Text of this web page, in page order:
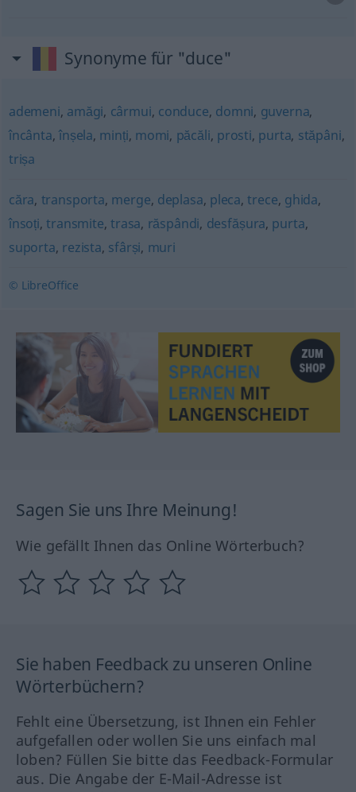
Synonyme für "duce"
ademeni, amăgi, cârmui, conduce, domni, guverna,
încânta,înșela, minți, momi, păcăli, prosti, purta, stăpâni,
trișa
căra, transporta, merge, deplasa, pleca,trece, ghida,
însoți,transmite,trasa, răspândi, desfășura, purta,
suporta, rezista, sfârși, muri
© LibreOffice
Sagen Sie uns Ihre Meinung!
Wie gefällt Ihnen das Online Wörterbuch?
Sie haben Feedback zu unseren Online
Wörterbüchern?
Fehlt eine Übersetzung, ist Ihnen ein Fehler
aufgefallen oder wollen Sie uns einfach mal
loben? Füllen Sie bitte das Feedback-Formular
aus. Die Angabe der E-Mail-Adresse ist